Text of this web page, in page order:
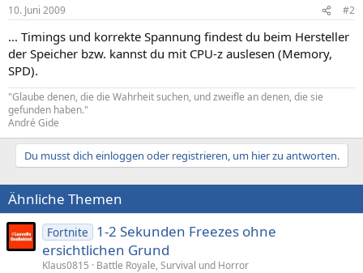
10. Juni 2009 #2
... Timings und korrekte Spannung findest du beim Hersteller
der Speicher bzw. kannst du mit CPU-z auslesen (Memory,
SPD).
"Glaube denen, die die Wahrheit suchen, und zweifle an denen, die sie
gefunden haben."
André Gide
Du musst dich einloggen oder registrieren, um hier zu antworten.
Ähnliche Themen
Fortnite
1-2 Sekunden Freezes ohne
ersichtlichen Grund
Klaus0815
Battle Royale, Survival und Horror